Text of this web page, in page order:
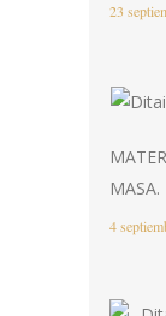
23
MASA.
4